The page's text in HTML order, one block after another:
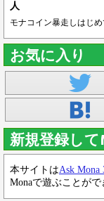
人
モナコイン暴走しはじめ
お気に入り
新規登録し
本サイトはAsk Mona
Monaで遊ぶことがで